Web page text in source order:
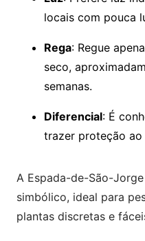
locais com pouca
Rega: Regue
seco,
semanas.
Diferencial: É
trazer proteção ao
A Espada-de-São-
simbólico, ideal para
plantas discretas e